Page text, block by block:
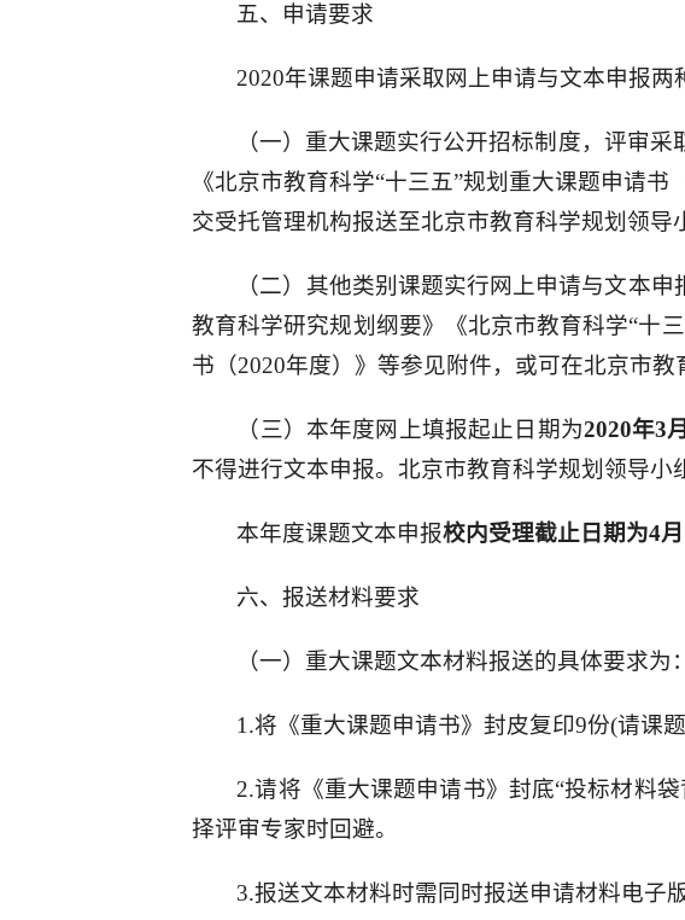
五、申请要求
2020年课题申请采取网上申请与文本申报
（一）重大课题实行公开招标制度，评审
《北京市教育科学“十三五”规划重大课题申请
交受托管理机构报送至北京市教育科学规划领导
（二）其他类别课题实行网上申请与文本
教育科学研究规划纲要》《北京市教育科学“十
书（2020年度）》等参见附件，或可在北京市教
（三）本年度网上填报起止日期为2020年3
不得进行文本申报。北京市教育科学规划领导小
本年度课题文本申报校内受理截止日期为4
六、报送材料要求
（一）重大课题文本材料报送的具体要求为：
1.将《重大课题申请书》封皮复印9份(请课
2.请将《重大课题申请书》封底“投标材料
择评审专家时回避。
3.报送文本材料时需同时报送申请材料电子